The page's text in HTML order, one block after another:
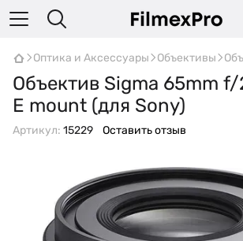
Оптика и Аксессуары Объективы
Объектив Sigma 65mm f/
E mount (для Sony)
Артикул: 15229 Оставить отзыв